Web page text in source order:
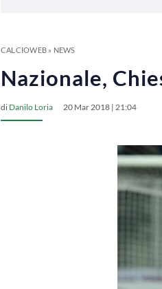
CALCIOWEB» NEWS
Nazionale,
di Danilo Loria 20 Mar 2018 | 21:04